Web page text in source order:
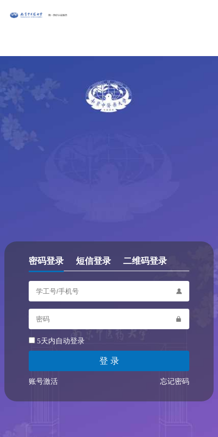
密码登录 短信登录 二维码登录
5天内自动登录
账号激活 忘记密码